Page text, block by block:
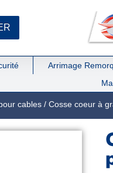
Arrimage
cables/ Cosse coeur à